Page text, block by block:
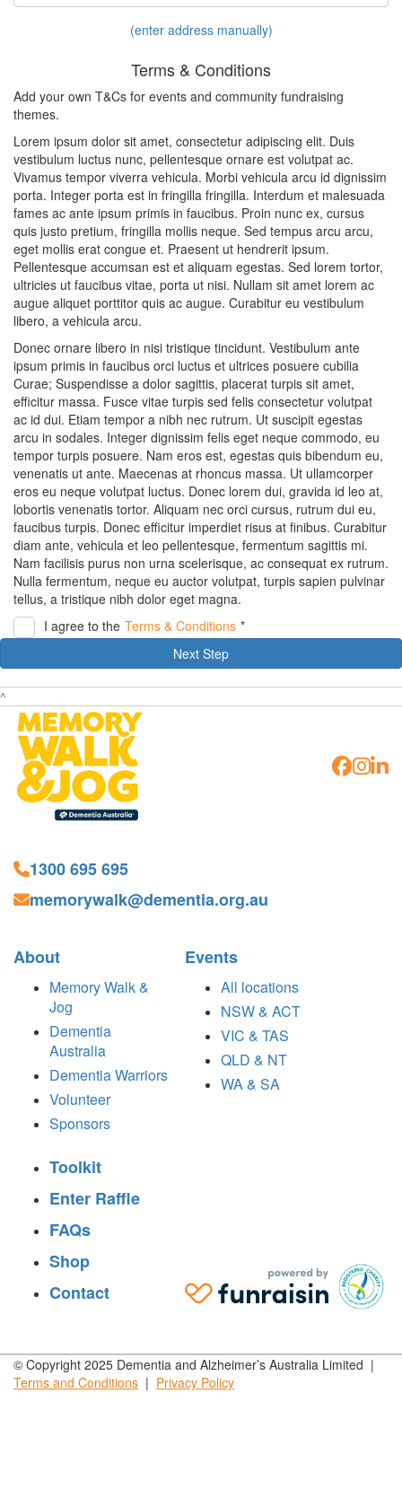
(enter address manually)
Terms & Conditions
Add your own T&Cs for events and community fundraising
themes.
Lorem ipsum dolor sit amet, consectetur adipiscing elit. Duis
vestibulum luctus nunc, pellentesque ornare est volutpat ac.
Vivamus tempor viverra vehicula. Morbi vehicula arcu id dignissim
porta. Integer porta est in fringilla fringilla. Interdum et malesuada
fames ac ante ipsum primis in faucibus. Proin nunc ex, cursus
quis justo pretium, fringilla mollis neque. Sed tempus arcu arcu,
eget mollis erat congue et. Praesent ut hendrerit ipsum.
Pellentesque accumsan est et aliquam egestas. Sed lorem tortor,
ultricies ut faucibus vitae, porta ut nisi. Nullam sit amet lorem ac
augue aliquet porttitor quis ac augue. Curabitur eu vestibulum
libero, a vehicula arcu.
Donec ornare libero in nisi tristique tincidunt. Vestibulum ante
ipsum primis in faucibus orci luctus et ultrices posuere cubilia
Curae; Suspendisse a dolor sagittis, placerat turpis sit amet,
efficitur massa. Fusce vitae turpis sed felis consectetur volutpat
ac id dui. Etiam tempor a nibh nec rutrum. Ut suscipit egestas
arcu in sodales. Integer dignissim felis eget neque commodo, eu
tempor turpis posuere. Nam eros est, egestas quis bibendum eu,
venenatis ut ante. Maecenas at rhoncus massa. Ut ullamcorper
eros eu neque volutpat luctus. Donec lorem dui, gravida id leo at,
lobortis venenatis tortor. Aliquam nec orci cursus, rutrum dui eu,
faucibus turpis. Donec efficitur imperdiet risus at finibus. Curabitur
diam ante, vehicula et leo pellentesque, fermentum sagittis mi.
Nam facilisis purus non urna scelerisque, ac consequat ex rutrum.
Nulla fermentum, neque eu auctor volutpat, turpis sapien pulvinar
tellus, a tristique nibh dolor eget magna.
I agree to the Terms & Conditions *
Next Step
^
1300 695 695
memorywalk@dementia.org.au
About
Memory Walk &
Jog
Dementia
Australia
Dementia Warriors
Volunteer
Sponsors
Events
All locations
NSW & ACT
VIC & TAS
QLD & NT
WA & SA
Toolkit
Enter Raffle
FAQs
Shop
Contact
© Copyright 2025 Dementia and Alzheimer’s Australia Limited |
Terms and Conditions | Privacy Policy